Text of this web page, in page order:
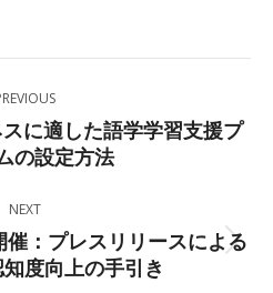
LinkedInWhatsApp
Previous
post:
に適した語学学習支援プ
の設定方法
NEXT
Next
post:
：プレスリリースによる
度向上の手引き